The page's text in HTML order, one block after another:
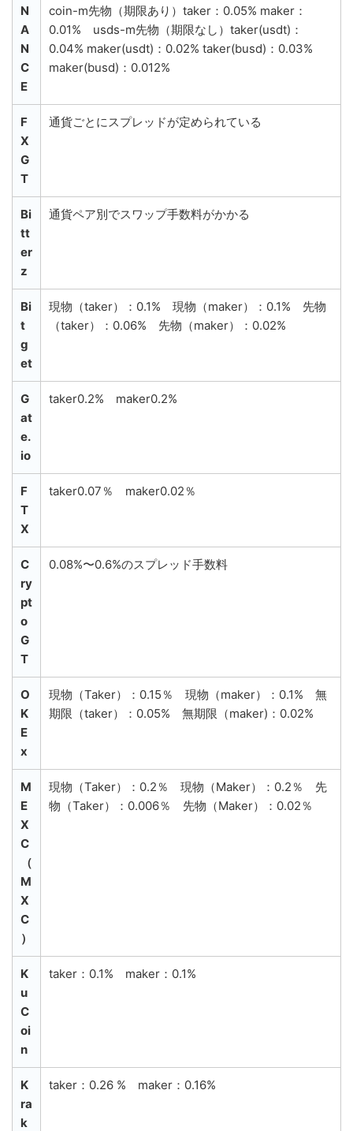
N
A
N
C
E
coin-m先物（期限あり）taker：0.05% maker：
0.01% usds-m先物（期限なし）taker(usdt)：
0.04% maker(usdt)：0.02% taker(busd)：0.03%
maker(busd)：0.012%
F
X
G
T
通貨ごとにスプレッドが定められている
Bi
tt
er
z
通貨ペア別でスワップ手数料がかかる
Bi
t
g
et
現物（taker）：0.1% 現物（maker）：0.1% 先物
（taker）：0.06% 先物（maker）：0.02%
G
at
e.
io
taker0.2% maker0.2%
F
T
X
taker0.07％ maker0.02％
C
ry
pt
o
G
T
0.08%〜0.6%のスプレッド手数料
O
K
E
x
現物（Taker）：0.15％ 現物（maker）：0.1% 無
期限（taker）：0.05% 無期限（maker)：0.02%
M
E
X
C
（
M
X
C
）
現物（Taker）：0.2％ 現物（Maker）：0.2％ 先
物（Taker）：0.006％ 先物（Maker）：0.02％
K
u
C
oi
n
taker：0.1% maker：0.1%
K
ra
k
taker：0.26 % maker：0.16%